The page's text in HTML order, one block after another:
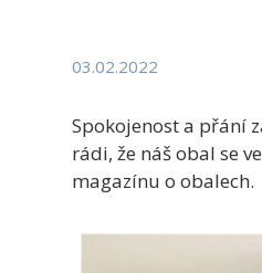
03.02.2022
Spokojenost a přání
rádi, že náš obal se
magazínu o obalech.